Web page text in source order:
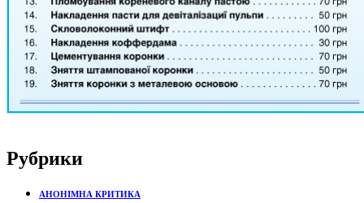
Рубрики
АНОНІМНА КРИТИКА